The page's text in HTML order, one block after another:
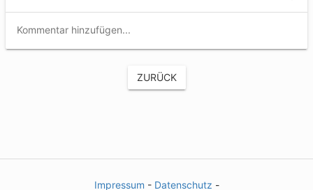
ZURÜCK
Impressum - Datenschutz -